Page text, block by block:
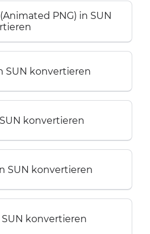
PNG) in SUN
SUN konvertieren
konvertieren
SUN konvertieren
SUN konvertieren